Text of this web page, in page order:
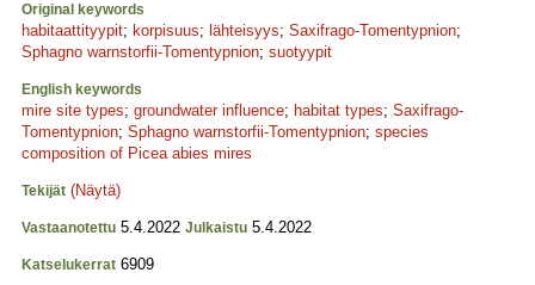
Original keywords
habitaattityypit; korpisuus; lähteisyys; Saxifrago-Tomentypnion;
Sphagno warnstorfii-Tomentypnion; suotyypit
English keywords
mire site types; groundwater influence; habitat types; Saxifrago-
Tomentypnion; Sphagno warnstorfii-Tomentypnion; species
composition of Picea abies mires
Tekijät (Näytä)
Vastaanotettu 5.4.2022 Julkaistu 5.4.2022
Katselukerrat 6909